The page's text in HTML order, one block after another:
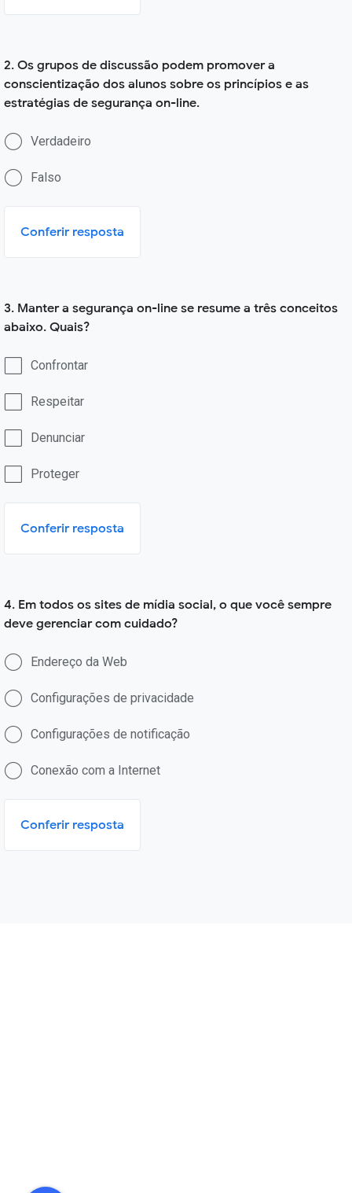
2. Os grupos de discussão podem promover a
conscientização dos alunos sobre os princípios e as
estratégias de segurança on-line.
Verdadeiro
Falso
Conferir resposta
3. Manter a segurança on-line se resume a três conceitos
abaixo. Quais?
Confrontar
Respeitar
Denunciar
Proteger
Conferir resposta
4. Em todos os sites de mídia social, o que você sempre
deve gerenciar com cuidado?
Endereço da Web
Configurações de privacidade
Configurações de notificação
Conexão com a Internet
Conferir resposta